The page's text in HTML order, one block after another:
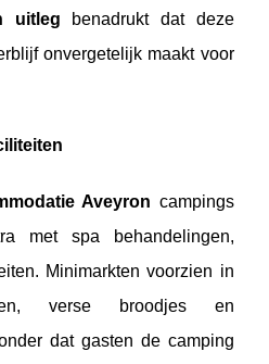
uitleg benadrukt dat deze
onvergetelijk maakt voor
Aveyron campings
met spa behandelingen,
Minimarkten voorzien in
verse broodjes en
dat gasten de camping